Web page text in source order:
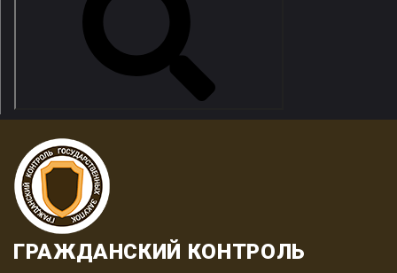
ГРАЖДАНСКИЙ КОНТРОЛЬ